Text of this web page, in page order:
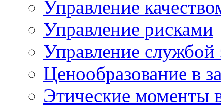
Управление
Управление рисками
Управление службой
Ценообразование в
Этические моменты